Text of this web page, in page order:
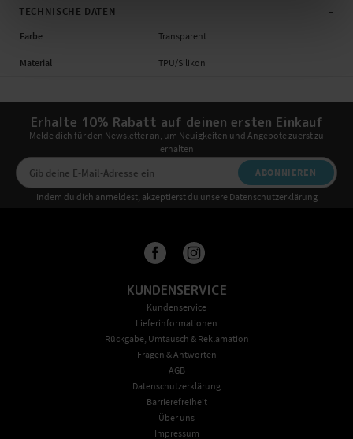
TECHNISCHE DATEN -
Farbe Transparent
Material TPU/Silikon
Erhalte 10% Rabatt auf deinen ersten Einkauf
Melde dich für den Newsletter an, um Neuigkeiten und Angebote zuerst zu
erhalten
ABONNIEREN
Indem du dich anmeldest, akzeptierst du unsere Datenschutzerklärung
KUNDENSERVICE
Kundenservice
Lieferinformationen
Rückgabe, Umtausch & Reklamation
Fragen & Antworten
AGB
Datenschutzerklärung
Barrierefreiheit
Über uns
Impressum